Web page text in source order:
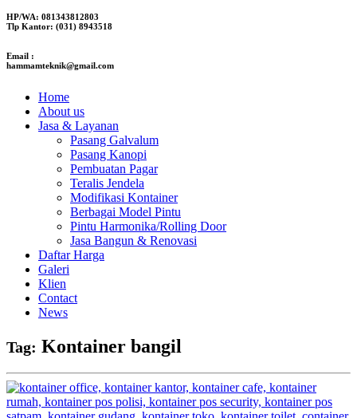
HP/WA: 081343812803
Tlp Kantor: (031) 8943518
Email :
hammamteknik@gmail.com
Home
About us
Jasa & Layanan
Pasang Galvalum
Pasang Kanopi
Pembuatan Pagar
Teralis Jendela
Modifikasi Kontainer
Berbagai Model Pintu
Pintu Harmonika/Rolling Door
Jasa Bangun & Renovasi
Daftar Harga
Galeri
Klien
Contact
News
Tag: Kontainer bangil